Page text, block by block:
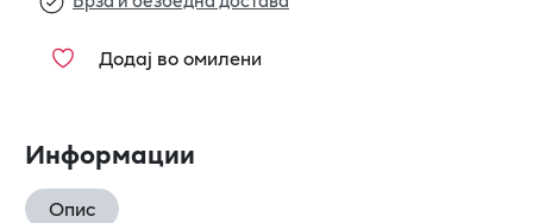
Додај во омилени
Информации
Опис